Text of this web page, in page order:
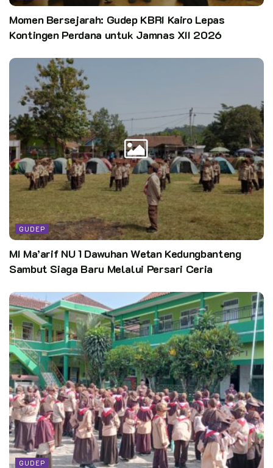
positif bagi bangsa dan agama.
pusdatin kwarnas
Momen Bersejarah: Gudep KBRI Kairo Lepas
Kontingen Perdana untuk Jamnas XII 2026
GUDEP
MI Ma’arif NU 1 Dawuhan Wetan Kedungbanteng
Sambut Siaga Baru Melalui Persari Ceria
GUDEP